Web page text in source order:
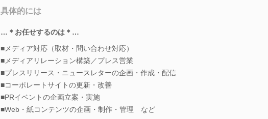
具体的には
…＊お任せするのは＊…
■メディア対応（取材・問い合わせ対応）
■メディアリレーション構築／プレス営業
■プレスリリース・ニュースレターの企画・作成・配信
■コーポレートサイトの更新・改善
■PRイベントの企画立案・実施
■Web・紙コンテンツの企画・制作・管理 など